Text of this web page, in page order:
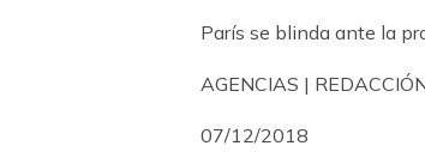
París se blinda ante la
AGENCIAS |
07/12/2018